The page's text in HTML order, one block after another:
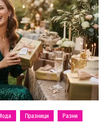
Празници Разни